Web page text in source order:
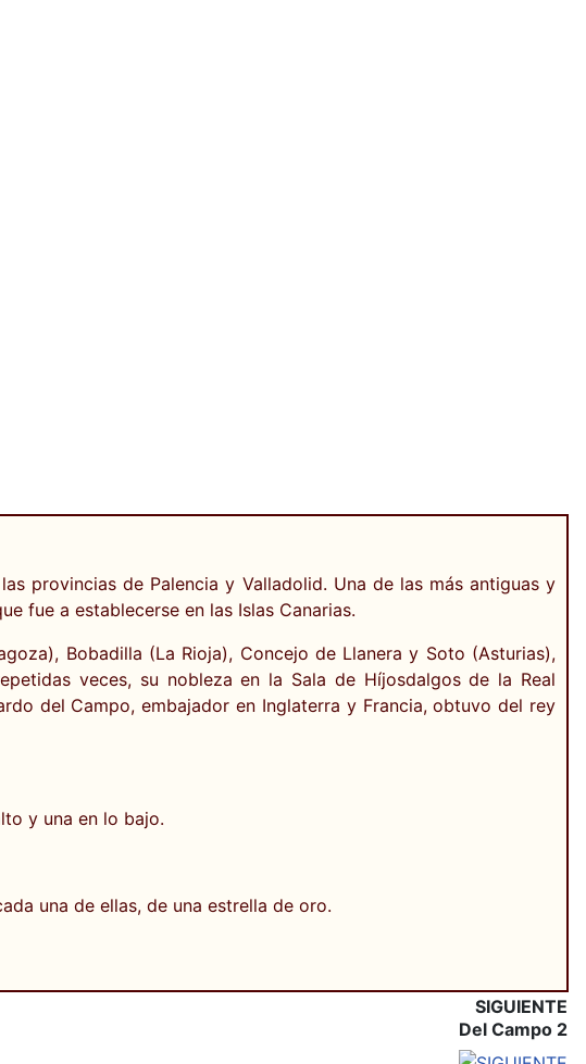
provincias de Palencia y Valladolid. Una de las más antiguas y
fue a establecerse en las Islas Canarias.
Bobadilla (La Rioja), Concejo de Llanera y Soto (Asturias),
veces, su nobleza en la Sala de Híjosdalgos de la Real
del Campo, embajador en Inglaterra y Francia, obtuvo del rey
y una en lo bajo.
una de ellas, de una estrella de oro.
SIGUIENTE
Del Campo 2